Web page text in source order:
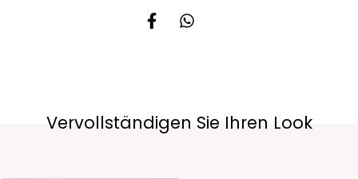
Vervollständigen Sie Ihren Look